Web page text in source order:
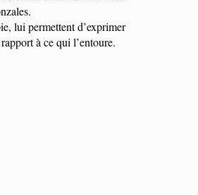
lui permettent d’exprimer
à ce qui l’entoure.